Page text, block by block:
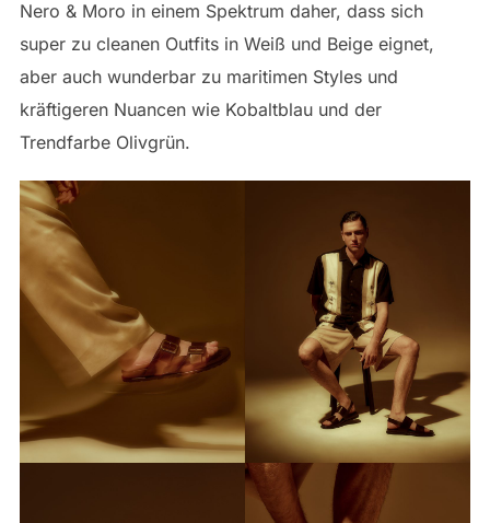
Nero & Moro in einem Spektrum daher, dass sich
super zu cleanen Outfits in Weiß und Beige eignet,
aber auch wunderbar zu maritimen Styles und
kräftigeren Nuancen wie Kobaltblau und der
Trendfarbe Olivgrün.